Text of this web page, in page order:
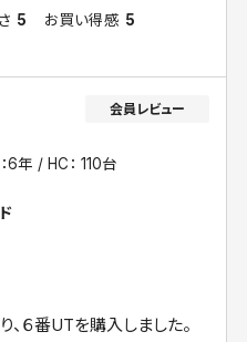
5 お買い得感 5
6年
HC： 110台
、６番UTを購入しました。